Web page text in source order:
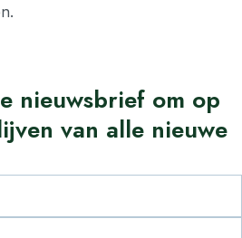
nieuwsbrief om op
van alle nieuwe